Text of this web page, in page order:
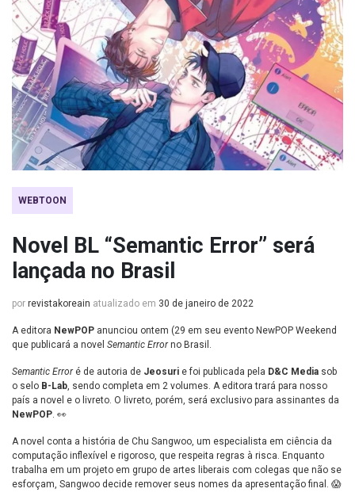
WEBTOON
Novel BL “Semantic Error” será
lançada no Brasil
por revistakoreain atualizado em 30 de janeiro de 2022
A editora NewPOP anunciou ontem (29 em seu evento NewPOP Weekend
que publicará a novel Semantic Errorno Brasil.
Semantic Erroré de autoria de Jeosuri e foi publicada pela D&C Media sob
o selo B-Lab, sendo completa em 2 volumes. A editora trará para nosso
país a novel e o livreto. O livreto, porém, será exclusivo para assinantes da
NewPOP. 👀
A novel conta a história de Chu Sangwoo, um especialista em ciência da
computação inflexível e rigoroso, que respeita regras à risca. Enquanto
trabalha em um projeto em grupo de artes liberais com colegas que não se
esforçam, Sangwoo decide remover seus nomes da apresentação final. 😱